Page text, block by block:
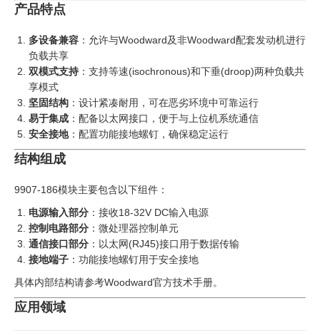
产品特点
多设备兼容 ：允许与Woodward及非Woodward配套发动机进行
负载共享
双模式支持 ：支持等速(isochronous)和下垂(droop)两种负载共
享模式
坚固结构 ：设计紧凑耐用，可在恶劣环境中可靠运行
易于集成 ：配备以太网接口，便于与上位机系统通信
安全接地：配置功能接地螺钉，确保稳定运行
结构组成
9907-186模块主要包含以下组件：
电源输入部分 ：接收18-32V DC输入电源
控制电路部分 ：微处理器控制单元
通信接口部分 ：以太网(RJ45)接口用于数据传输
接地端子 ：功能接地螺钉用于安全接地
具体内部结构请参考Woodward官方技术手册。
应用领域